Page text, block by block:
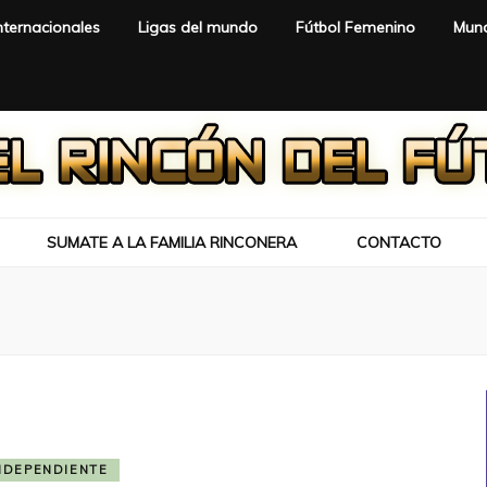
Ligas del mundo Fútbol Femenino
SUMATE A LA FAMILIA RINCONERA CONTACTO